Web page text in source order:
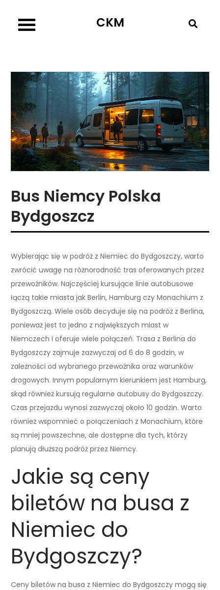
content
CKM
Bus Niemcy Polska
Bydgoszcz
Wybierając się w podróż z Niemiec do Bydgoszczy, warto
zwrócić uwagę na różnorodność tras oferowanych przez
przewoźników. Najczęściej kursujące linie autobusowe
łączą takie miasta jak Berlin, Hamburg czy Monachium z
Bydgoszczą. Wiele osób decyduje się na podróż z Berlina,
ponieważ jest to jedno z największych miast w
Niemczech i oferuje wiele połączeń. Trasa z Berlina do
Bydgoszczy zajmuje zazwyczaj od 6 do 8 godzin, w
zależności od wybranego przewoźnika oraz warunków
drogowych. Innym popularnym kierunkiem jest Hamburg,
skąd również kursują regularne autobusy do Bydgoszczy.
Czas przejazdu wynosi zazwyczaj około 10 godzin. Warto
również wspomnieć o połączeniach z Monachium, które
są mniej powszechne, ale dostępne dla tych, którzy
planują dłuższą podróż przez Niemcy.
Jakie są ceny
biletów na busa z
Niemiec do
Bydgoszczy?
Ceny biletów na busa z Niemiec do Bydgoszczy mogą się